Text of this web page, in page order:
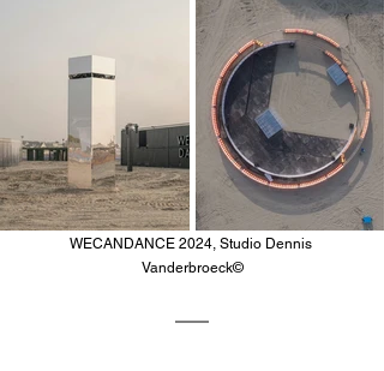
WECANDANCE 2024, Studio Dennis
Vanderbroeck©